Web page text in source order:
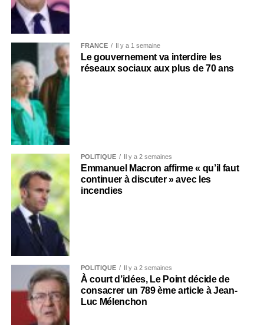
FRANCE Il y a 1 semaine
Le gouvernement va interdire les
réseaux sociaux aux plus de 70 ans
POLITIQUE Il y a 2 semaines
Emmanuel Macron affirme « qu’il faut
continuer à discuter » avec les
incendies
POLITIQUE Il y a 2 semaines
À court d’idées, Le Point décide de
consacrer un 789 ème article à Jean-
Luc Mélenchon